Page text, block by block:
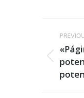
Post
post: